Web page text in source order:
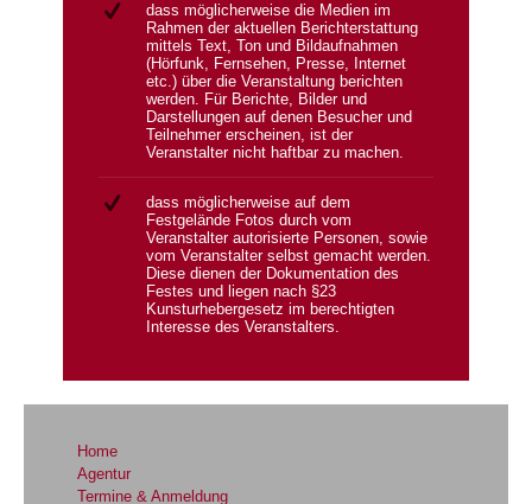
dass möglicherweise die Medien im
Rahmen der aktuellen Berichterstattung
mittels Text, Ton und Bildaufnahmen
(Hörfunk, Fernsehen, Presse, Internet
etc.) über die Veranstaltung berichten
werden. Für Berichte, Bilder und
Darstellungen auf denen Besucher und
Teilnehmer erscheinen, ist der
Veranstalter nicht haftbar zu machen.
dass möglicherweise auf dem
Festgelände Fotos durch vom
Veranstalter autorisierte Personen, sowie
vom Veranstalter selbst gemacht werden.
Diese dienen der Dokumentation des
Festes und liegen nach §23
Kunsturhebergesetz im berechtigten
Interesse des Veranstalters.
Home
Agentur
Termine & Anmeldung